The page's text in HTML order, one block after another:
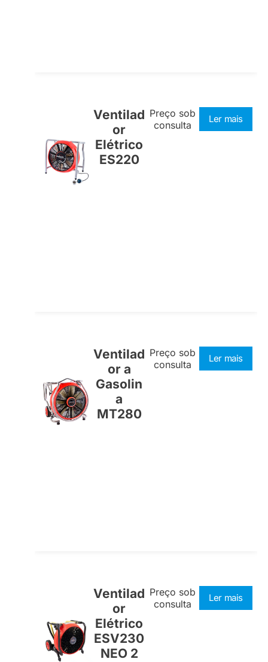
Ventilad
or
Elétrico
ES220
Preço sob
consulta
Ler mais
Ventilad
or a
Gasolin
a
MT280
Preço sob
consulta
Ler mais
Ventilad
or
Elétrico
ESV230
NEO 2
Preço sob
consulta
Ler mais